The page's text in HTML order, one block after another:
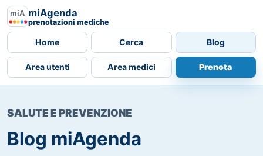
miAgenda
prenotazioni mediche
Home Cerca Blog
Area utenti Area medici Prenota
SALUTE E PREVENZIONE
Blog miAgenda